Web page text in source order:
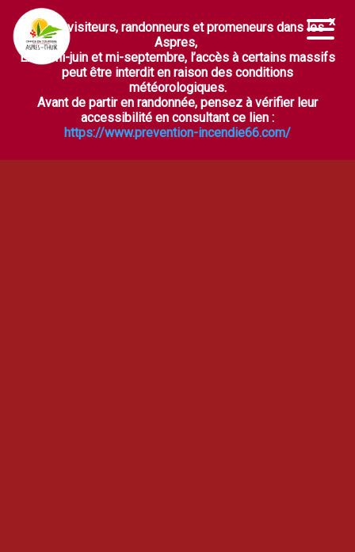
Ouvrir la barre d’outils
Chers visiteurs, randonneurs et promeneurs dans les
Aspres,
Entre mi-juin et mi-septembre, l’accès à certains massifs
peut être interdit en raison des conditions
météorologiques.
Avant de partir en randonnée, pensez à vérifier leur
accessibilité en consultant ce lien :
https://www.prevention-incendie66.com/